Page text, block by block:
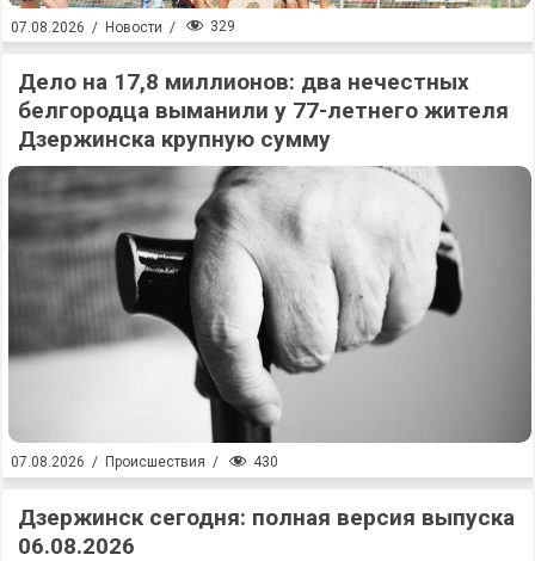
07.08.2026 / Новости / 329
Дело на 17,8 миллионов: два нечестных
белгородца выманили у 77-летнего жителя
Дзержинска крупную сумму
07.08.2026 / Происшествия / 430
Дзержинск сегодня: полная версия выпуска
06.08.2026